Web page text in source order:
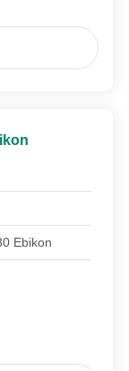
Ebikon